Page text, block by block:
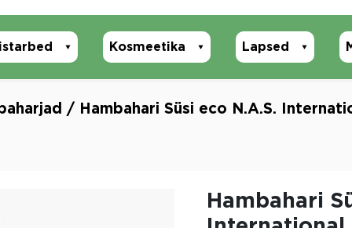
Kosmeetika Lapsed
/ Hambahari Süsi eco N.A.S.
Hambahari